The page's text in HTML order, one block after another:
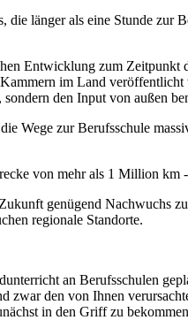
länger als eine Stunde
Entwicklung zum
im Land
den Input von außen
Wege zur Berufsschule
von mehr als 1 Million
genügend Nachwuchs
regionale Standorte.
an Berufsschulen
zwar den von Ihnen
in den Griff zu